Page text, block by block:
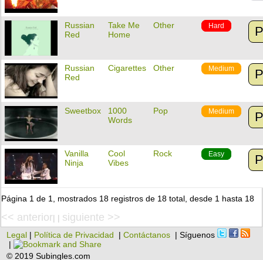
Russian
Red
Take Me
Home
Other Hard
Russian
Red
Cigarettes Other Medium
Sweetbox
1000
Words
Pop Medium
Vanilla
Ninja
Cool
Vibes
Rock Easy
Página 1 de 1, mostrados 18 registros de 18 total, desde 1 hasta 18
<< anterior| | siguiente >>
Legal | Política de Privacidad |Contáctanos | Síguenos
|
© 2019 Subingles.com